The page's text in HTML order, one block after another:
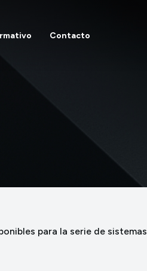
Contacto
para la serie de sistemas